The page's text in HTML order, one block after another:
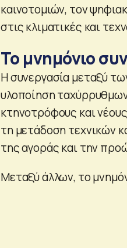
καινοτομιών, τον
στις κλιματικές και
Το μνημόνιο
Η συνεργασία μεταξύ
υλοποίηση
κτηνοτρόφους και
τη μετάδοση τεχνικών
της αγοράς και την
Μεταξύ άλλων, το